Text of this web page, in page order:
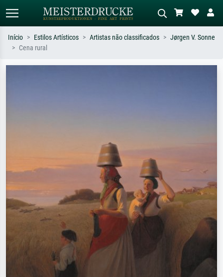
Início Estilos Artísticos Artistas não classificados
Jørgen V. Sonne
Cena rural